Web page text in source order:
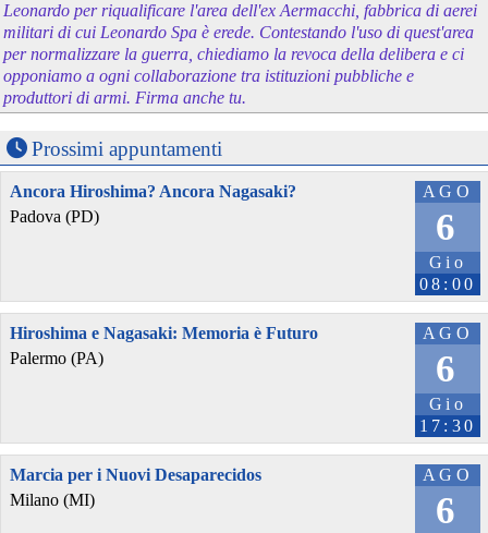
Leonardo per riqualificare l'area dell'ex Aermacchi, fabbrica di aerei
militari di cui Leonardo Spa è erede. Contestando l'uso di quest'area
per normalizzare la guerra, chiediamo la revoca della delibera e ci
opponiamo a ogni collaborazione tra istituzioni pubbliche e
produttori di armi. Firma anche tu.
Prossimi appuntamenti
AGO
6
Gio
08:00
Ancora Hiroshima? Ancora Nagasaki?
Padova (PD)
AGO
6
Gio
17:30
Hiroshima e Nagasaki: Memoria è Futuro
Palermo (PA)
AGO
6
Marcia per i Nuovi Desaparecidos
Milano (MI)